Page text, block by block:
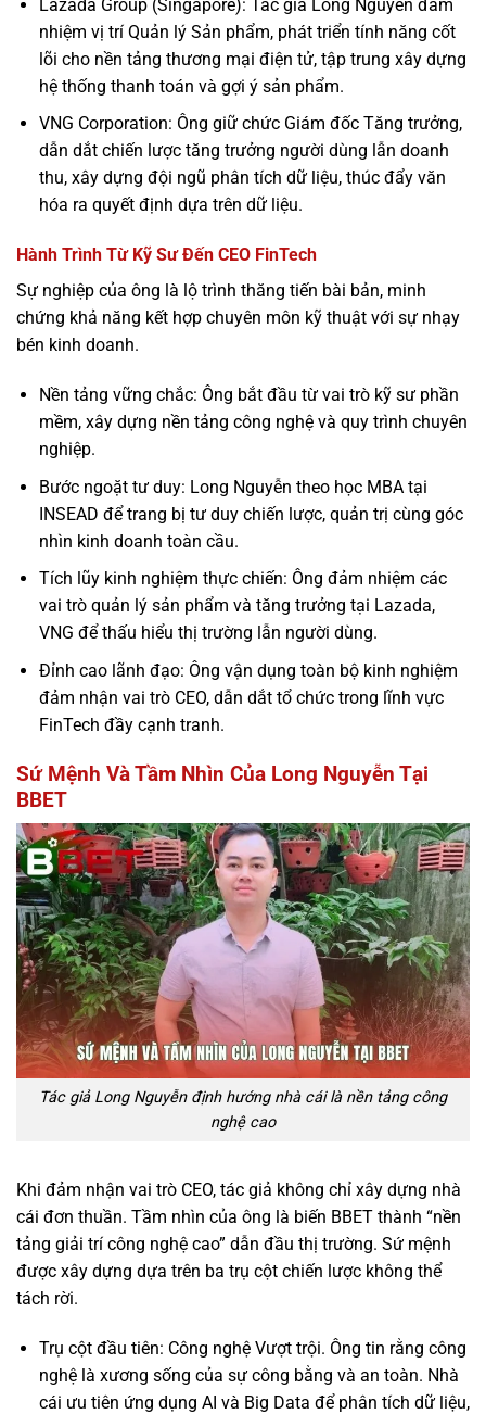
Lazada Group (Singapore): Tác giả Long Nguyễn đảm
nhiệm vị trí Quản lý Sản phẩm, phát triển tính năng cốt
lõi cho nền tảng thương mại điện tử, tập trung xây dựng
hệ thống thanh toán và gợi ý sản phẩm.
VNG Corporation: Ông giữ chức Giám đốc Tăng trưởng,
dẫn dắt chiến lược tăng trưởng người dùng lẫn doanh
thu, xây dựng đội ngũ phân tích dữ liệu, thúc đẩy văn
hóa ra quyết định dựa trên dữ liệu.
Hành Trình Từ Kỹ Sư Đến CEO FinTech
Sự nghiệp của ông là lộ trình thăng tiến bài bản, minh
chứng khả năng kết hợp chuyên môn kỹ thuật với sự nhạy
bén kinh doanh.
Nền tảng vững chắc: Ông bắt đầu từ vai trò kỹ sư phần
mềm, xây dựng nền tảng công nghệ và quy trình chuyên
nghiệp.
Bước ngoặt tư duy: Long Nguyễn theo học MBA tại
INSEAD để trang bị tư duy chiến lược, quản trị cùng góc
nhìn kinh doanh toàn cầu.
Tích lũy kinh nghiệm thực chiến: Ông đảm nhiệm các
vai trò quản lý sản phẩm và tăng trưởng tại Lazada,
VNG để thấu hiểu thị trường lẫn người dùng.
Đỉnh cao lãnh đạo: Ông vận dụng toàn bộ kinh nghiệm
đảm nhận vai trò CEO, dẫn dắt tổ chức trong lĩnh vực
FinTech đầy cạnh tranh.
Sứ Mệnh Và Tầm Nhìn Của Long Nguyễn Tại
BBET
Tác giả Long Nguyễn định hướng nhà cái là nền tảng công
nghệ cao
Khi đảm nhận vai trò CEO, tác giả không chỉ xây dựng nhà
cái đơn thuần. Tầm nhìn của ông là biến BBET thành “nền
tảng giải trí công nghệ cao” dẫn đầu thị trường. Sứ mệnh
được xây dựng dựa trên ba trụ cột chiến lược không thể
tách rời.
Trụ cột đầu tiên: Công nghệ Vượt trội. Ông tin rằng công
nghệ là xương sống của sự công bằng và an toàn. Nhà
cái ưu tiên ứng dụng AI và Big Data để phân tích dữ liệu,